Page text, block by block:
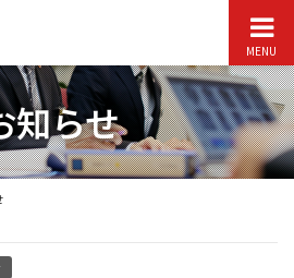
MENU
知らせ